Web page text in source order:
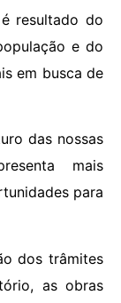
resultado do
e do
em busca de
das nossas
mais
para
dos trâmites
as obras